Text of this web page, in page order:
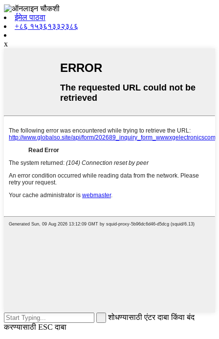
ईमेल पाठवा
+८६ १५३६१३३२३८६
x
शोधण्यासाठी एंटर दाबा किंवा बंद
करण्यासाठी ESC दाबा